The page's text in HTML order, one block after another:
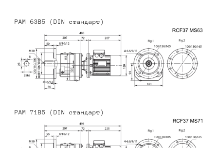
PAM 63B5 (DIN стандарт)
PAM 71B5 (DIN стандарт)